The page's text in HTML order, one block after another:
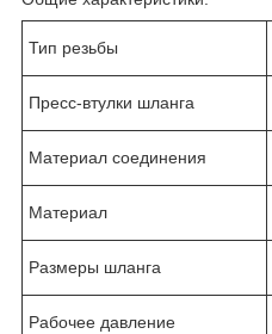
Тип резьбы
Пресс-втулки шланга
Материал соединения
Материал
Размеры шланга
Рабочее давление